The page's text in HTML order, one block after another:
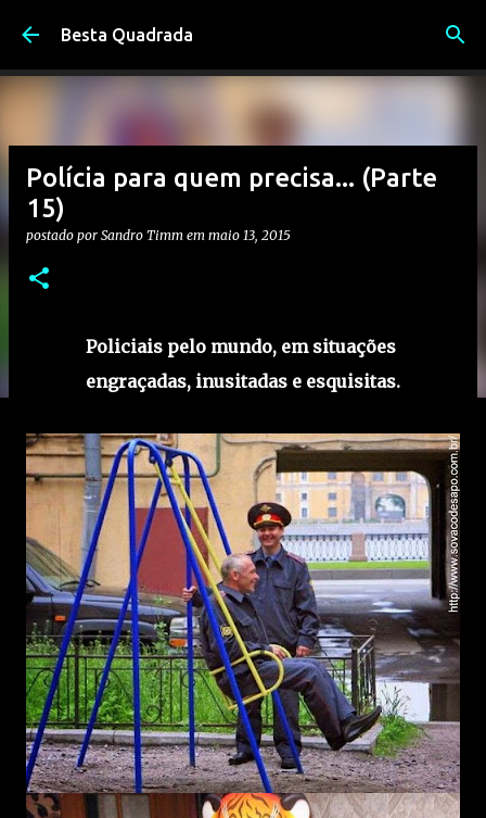
Pular para o conteúdo principal
Besta Quadrada
Polícia para quem precisa... (Parte
15)
postado por Sandro Timm em maio 13, 2015
Policiais pelo mundo, em situações
engraçadas, inusitadas e esquisitas.